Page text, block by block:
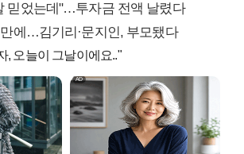
믿었는데"…투자금 전액 날렸다
에…김기리·문지인, 부모됐다
, 오늘이 그날이에요.."